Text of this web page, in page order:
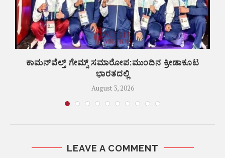
ಕಾಮನ್‌ವೆಲ್ತ್ ಗೇಮ್ಸ್‌ ಸಮಾರೋಪ:ಮುಂದಿನ ಕ್ರೀಡಾಕೂಟ
ಭಾರತದಲ್ಲಿ
August 3, 2026
LEAVE A COMMENT